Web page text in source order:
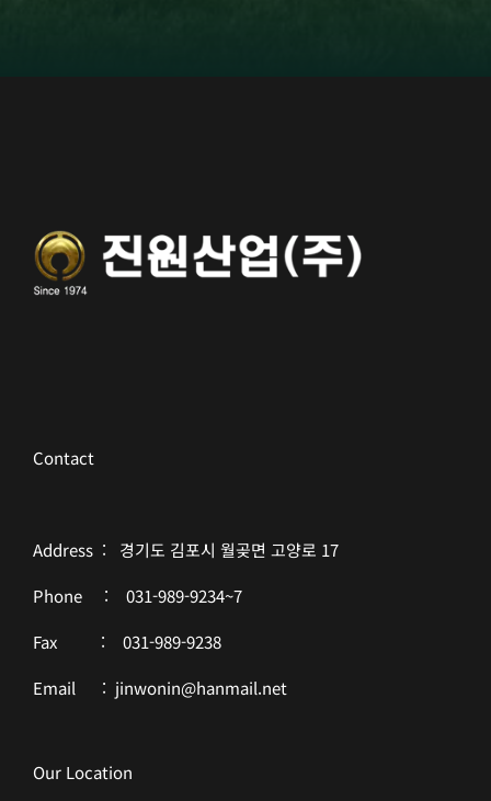
Contact
Address : 경기도 김포시 월곶면 고양로 17
Phone : 031-989-9234~7
Fax : 031-989-9238
Email : jinwonin@hanmail.net
Our Location